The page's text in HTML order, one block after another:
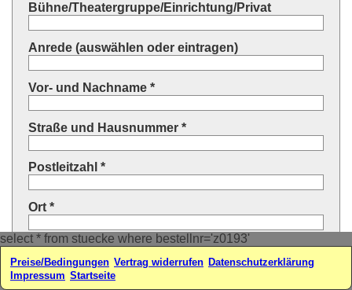
select * from stuecke where bestellnr='z0193'
Bühne/Theatergruppe/Einrichtung/Privat
Anrede (auswählen oder eintragen)
Vor- und Nachname *
Straße und Hausnummer *
Postleitzahl *
Ort *
Land * (auswählen oder eintragen)
Ihre E-Mail-Adresse*
Preise/Bedingungen Vertrag widerrufen Datenschutzerklärung
Impressum Startseite